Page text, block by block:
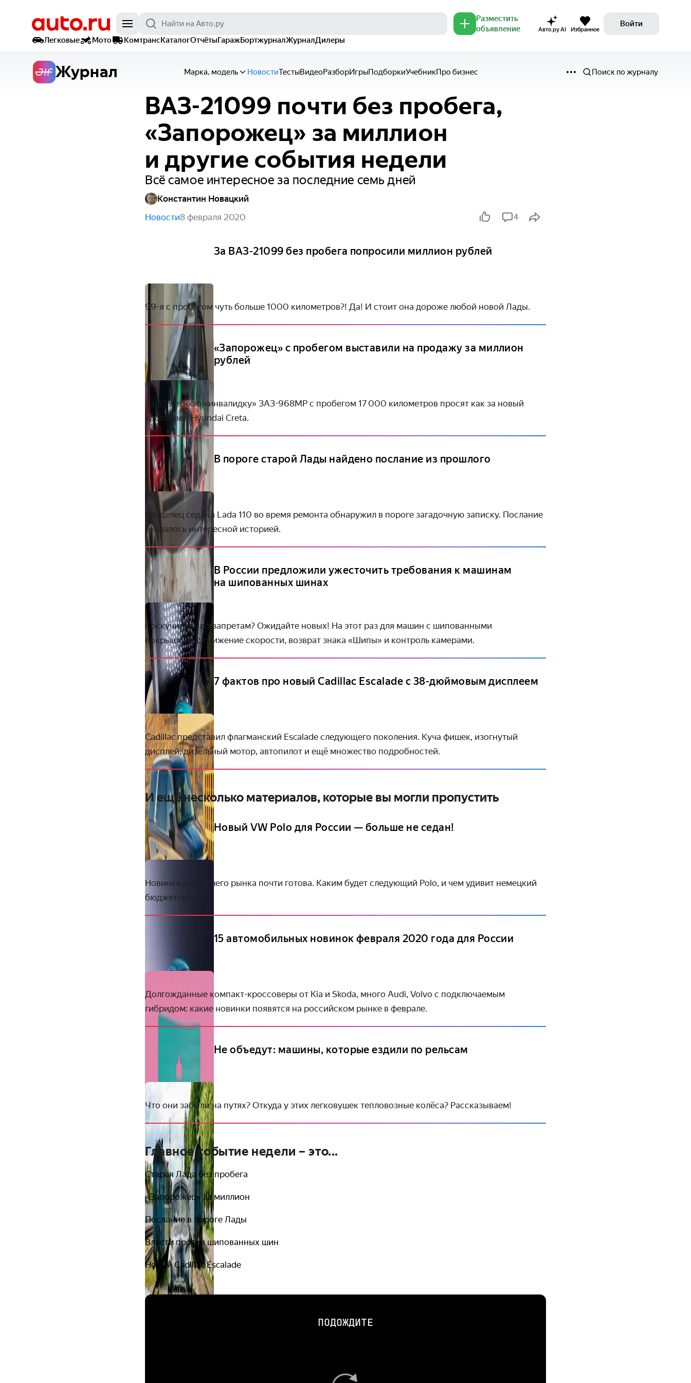
Разместить
объявление
Авто.ру AI Избранное
Войти
Легковые
Мото КомтрансКаталогОтчётыГаражБортжурналЖурналДилеры
Журнал Марка, модель НовостиТестыВидеоРазборИгрыПодборкиУчебникПро бизнес Поиск по журналу
ВАЗ-21099 почти без пробега,
«Запорожец» за миллион
и другие события недели
Всё самое интересное за последние семь дней
Константин Новацкий
Новости8 февраля 2020 4
За ВАЗ-21099 без пробега попросили миллион рублей
99-я с пробегом чуть больше 1000 километров?! Да! И стоит она дороже любой новой Лады.
«Запорожец» с пробегом выставили на продажу за миллион
рублей
За 33-летнюю «инвалидку» ЗАЗ-968МР с пробегом 17 000 километров просят как за новый
кроссовер Hyundai Creta.
В пороге старой Лады найдено послание из прошлого
Владелец седана Lada 110 во время ремонта обнаружил в пороге загадочную записку. Послание
оказалось интересной историей.
В России предложили ужесточить требования к машинам
на шипованных шинах
Соскучились по запретам? Ожидайте новых! На этот раз для машин с шипованными
покрышками: снижение скорости, возврат знака «Шипы» и контроль камерами.
7 фактов про новый Cadillac Escalade с 38-дюймовым дисплеем
Cadillac представил флагманский Escalade следующего поколения. Куча фишек, изогнутый
дисплей, дизельный мотор, автопилот и ещё множество подробностей.
И ещё несколько материалов, которые вы могли пропустить
Новый VW Polo для России — больше не седан!
Новинка для нашего рынка почти готова. Каким будет следующий Polo, и чем удивит немецкий
бюджетник?
15 автомобильных новинок февраля 2020 года для России
Долгожданные компакт-кроссоверы от Kia и Skoda, много Audi, Volvo с подключаемым
гибридом: какие новинки появятся на российском рынке в феврале.
Не объедут: машины, которые ездили по рельсам
Что они забыли на путях? Откуда у этих легковушек тепло­возные колёса? Рассказываем!
Главное событие недели – это...
Старая Лада без пробега
«Запорожец» за миллион
Послание в пороге Лады
Власти против шипованных шин
Новый Cadillac Escalade
ПОДОЖДИТЕ